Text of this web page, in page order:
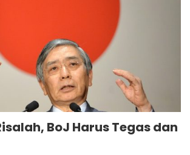
BoJ Harus Tegas dan